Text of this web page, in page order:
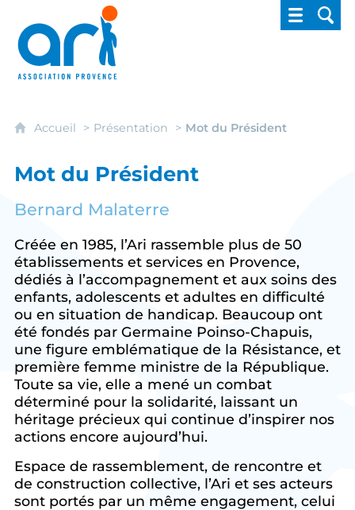
ARI - Association régionale pour
Accueil Présentation Mot du Président
Mot du Président
Bernard Malaterre
Créée en 1985, l’Ari rassemble plus de 50
établissements et services en Provence,
dédiés à l’accompagnement et aux soins des
enfants, adolescents et adultes en difficulté
ou en situation de handicap. Beaucoup ont
été fondés par Germaine Poinso-Chapuis,
une figure emblématique de la Résistance, et
première femme ministre de la République.
Toute sa vie, elle a mené un combat
déterminé pour la solidarité, laissant un
héritage précieux qui continue d’inspirer nos
actions encore aujourd’hui.
Espace de rassemblement, de rencontre et
de construction collective, l’Ari et ses acteurs
sont portés par un même engagement, celui